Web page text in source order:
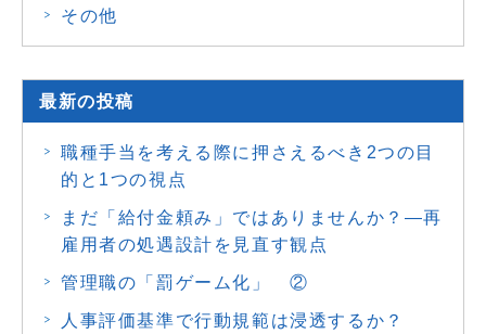
その他
最新の投稿
職種手当を考える際に押さえるべき2つの目
的と1つの視点
まだ「給付金頼み」ではありませんか？―再
雇用者の処遇設計を見直す観点
管理職の「罰ゲーム化」 ②
人事評価基準で行動規範は浸透するか？